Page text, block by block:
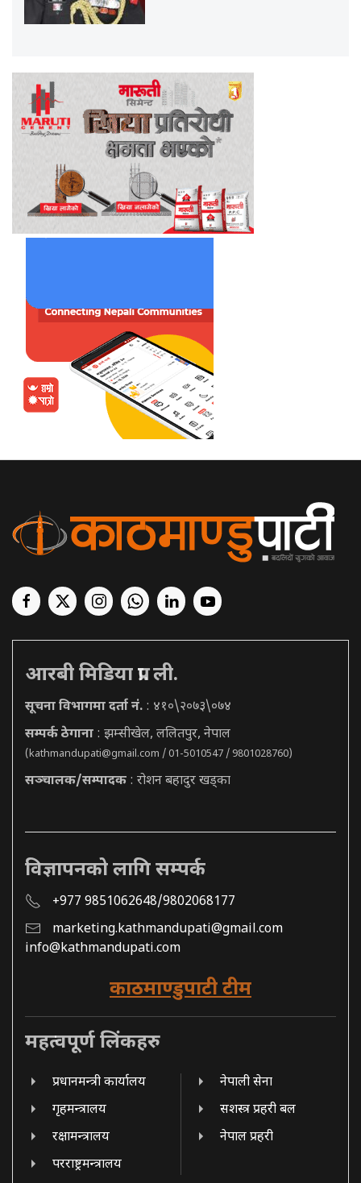
आरबी मिडिया प्रा. ली.
सूचना विभागमा दर्ता नं. : ४१०\२०७३\०७४
सम्पर्क ठेगाना : झम्सीखेल, ललितपुर, नेपाल
(kathmandupati@gmail.com / 01-5010547 / 9801028760)
सञ्चालक/सम्पादक : रोशन बहादुर खड्का
विज्ञापनको लागि सम्पर्क
+977 9851062648/9802068177
marketing.kathmandupati@gmail.com
info@kathmandupati.com
काठमाण्डुपाटी टीम
महत्वपूर्ण लिंकहरु
प्रधानमन्त्री कार्यालय
गृहमन्त्रालय
रक्षामन्त्रालय
परराष्ट्रमन्त्रालय
नेपाली सेना
सशस्त्र प्रहरी बल
नेपाल प्रहरी